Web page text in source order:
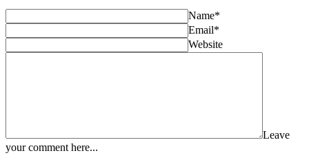
Name*
Email*
Website
Leave
your comment here...